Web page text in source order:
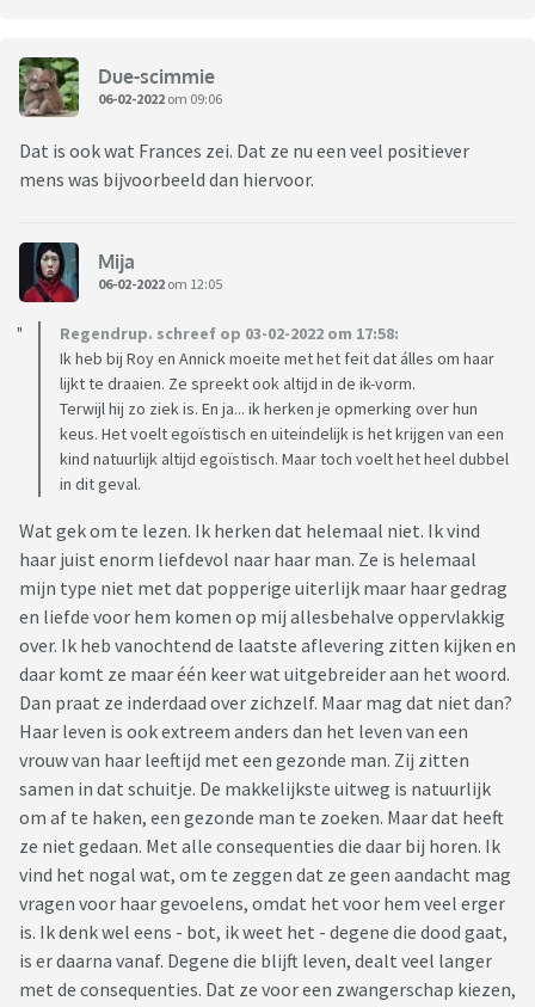
Due-scimmie
06-02-2022 om 09:06
Dat is ook wat Frances zei. Dat ze nu een veel positiever
mens was bijvoorbeeld dan hiervoor.
Mija
06-02-2022 om 12:05
Regendrup. schreef op 03-02-2022 om 17:58:
Ik heb bij Roy en Annick moeite met het feit dat álles om haar
lijkt te draaien. Ze spreekt ook altijd in de ik-vorm.
Terwijl hij zo ziek is. En ja... ik herken je opmerking over hun
keus. Het voelt egoïstisch en uiteindelijk is het krijgen van een
kind natuurlijk altijd egoïstisch. Maar toch voelt het heel dubbel
in dit geval.
Wat gek om te lezen. Ik herken dat helemaal niet. Ik vind
haar juist enorm liefdevol naar haar man. Ze is helemaal
mijn type niet met dat popperige uiterlijk maar haar gedrag
en liefde voor hem komen op mij allesbehalve oppervlakkig
over. Ik heb vanochtend de laatste aflevering zitten kijken en
daar komt ze maar één keer wat uitgebreider aan het woord.
Dan praat ze inderdaad over zichzelf. Maar mag dat niet dan?
Haar leven is ook extreem anders dan het leven van een
vrouw van haar leeftijd met een gezonde man. Zij zitten
samen in dat schuitje. De makkelijkste uitweg is natuurlijk
om af te haken, een gezonde man te zoeken. Maar dat heeft
ze niet gedaan. Met alle consequenties die daar bij horen. Ik
vind het nogal wat, om te zeggen dat ze geen aandacht mag
vragen voor haar gevoelens, omdat het voor hem veel erger
is. Ik denk wel eens - bot, ik weet het - degene die dood gaat,
is er daarna vanaf. Degene die blijft leven, dealt veel langer
met de consequenties. Dat ze voor een zwangerschap kiezen,